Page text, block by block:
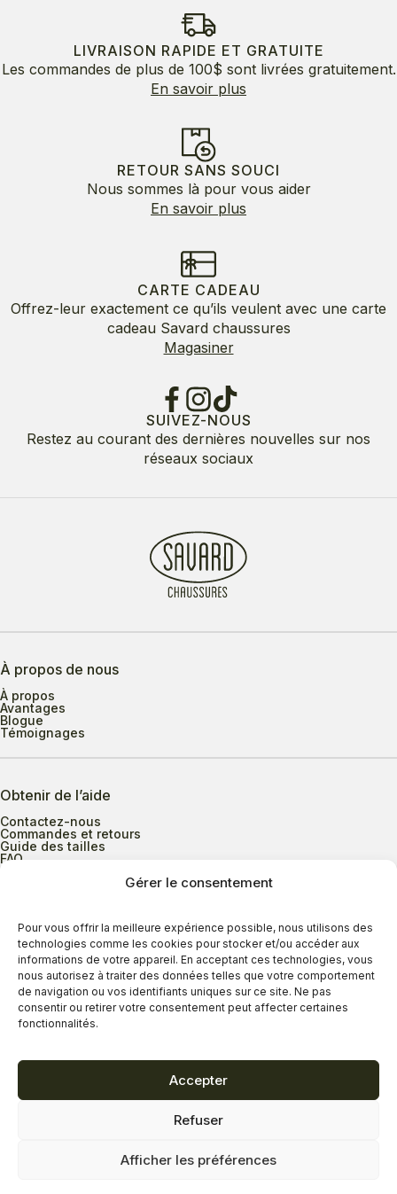
Gérer le consentement
Pour vous offrir la meilleure expérience possible, nous utilisons des
technologies comme les cookies pour stocker et/ou accéder aux
informations de votre appareil. En acceptant ces technologies, vous
nous autorisez à traiter des données telles que votre comportement
de navigation ou vos identifiants uniques sur ce site. Ne pas
consentir ou retirer votre consentement peut affecter certaines
fonctionnalités.
Accepter
Refuser
Afficher les préférences
LIVRAISON RAPIDE ET GRATUITE
Les commandes de plus de 100$ sont livrées gratuitement.
En savoir plus
RETOUR SANS SOUCI
Nous sommes là pour vous aider
En savoir plus
CARTE CADEAU
Offrez-leur exactement ce qu’ils veulent avec une carte
cadeau Savard chaussures
Magasiner
SUIVEZ-NOUS
Restez au courant des dernières nouvelles sur nos
réseaux sociaux
À propos de nous
À propos
Avantages
Blogue
Témoignages
Obtenir de l’aide
Contactez-nous
Commandes et retours
Guide des tailles
FAQ
Heures d’ouverture
Lundi au mercredi
9h00 à 17h30
Jeudi
9h00 à 20h00
Vendredi
9h00 à 18h00
Dimanche
11h00 à 16h30
Termes et conditions